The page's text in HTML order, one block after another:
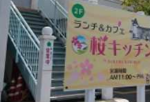
みる
あそぶ
あじわう
観光・体験
イベント
エリア